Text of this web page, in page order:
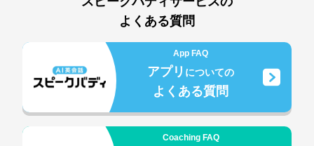
よくある質問
App FAQ
アプリ についての
よくある質問
Coaching FAQ